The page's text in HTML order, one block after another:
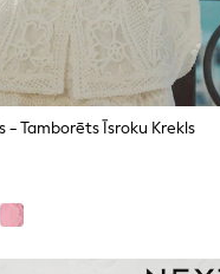
- Tamborēts Īsroku Krekls